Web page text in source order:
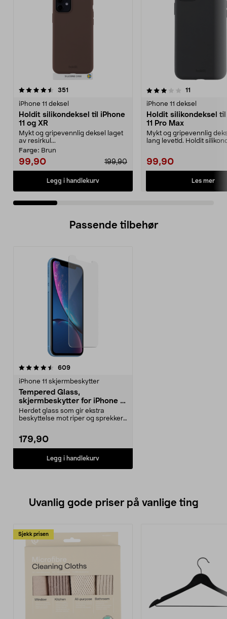
351
iPhone 11 deksel
Holdit silikondeksel til iPhone
11 og XR
Mykt og gripevennlig deksel laget
av resirkul...
Farge: Brun
99,90 199,90
Legg i handlekurv
3.5 av 5 stjerner 11
iPhone 11 deksel
Holdit silikondeksel til
11 Pro Max
Mykt og gripevennlig
lang levetid. Holdit
99,90
Les mer
4.5 av 5 stjerner
Passende tilbehør
609anmeldelser
iPhone 11 skjermbeskytter
Tempered Glass,
skjermbeskytter for iPhone 11
/ iPhone XR
Herdet glass som gir ekstra
beskyttelse mot riper og sprekker.
179,90
Legg i handlekurv
Uvanlig gode priser på vanlige ting
Sjekk prisen